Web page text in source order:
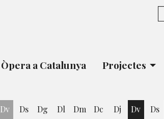
Òpera a Catalunya Projectes
Dv
Ds
Dg
Dl
Dm
Dc
Dj
Dv
Ds